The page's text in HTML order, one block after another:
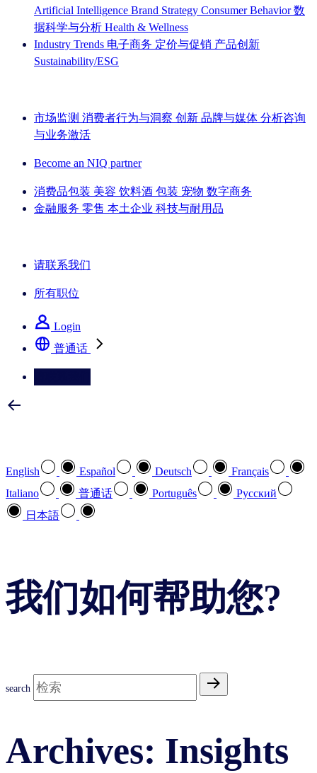
Artificial Intelligence Brand Strategy Consumer Behavior 数
据科学与分析 Health & Wellness
Industry Trends 电子商务 定价与促销 产品创新
Sustainability/ESG
市场监测 消费者行为与洞察 创新 品牌与媒体 分析咨询
与业务激活
Become an NIQ partner
消费品包装 美容 饮料酒 包装 宠物 数字商务
金融服务 零售 本土企业 科技与耐用品
请联系我们
所有职位
Login
普通话
English Español Deutsch
Français
Italiano
普通话 Português
Pусский
日本語
我们如何帮助您?
search
Archives: Insights